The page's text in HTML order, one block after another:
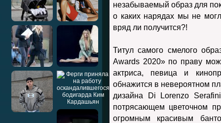
незабываемый образ для
о каких нарядах мы не
вряд ли получится?!
Титул самого смелого
Awards 2020» по праву
актриса, певица и
обнажится в невероятном
дизайна Di Lorenzo
потрясающем цветочном
огромным красивым